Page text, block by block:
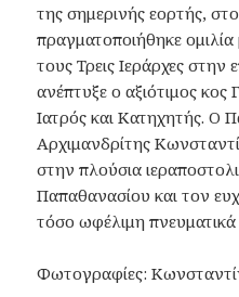
της σημερινής εορτής,
πραγματοποιήθηκε
τους Τρεις Ιεράρχες στην
ανέπτυξε ο αξιότιμος
Ιατρός και Κατηχητής. Ο
Αρχιμανδρίτης
στην πλούσια
Παπαθανασίου και τον
τόσο ωφέλιμη πνευματικά
Φωτογραφίες: